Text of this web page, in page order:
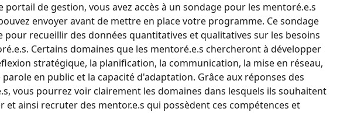
portail de gestion, vous avez accès à un sondage pour les mentoré.e.s
envoyer avant de mettre en place votre programme. Ce sondage
pour recueillir des données quantitatives et qualitatives sur les besoins
Certains domaines que les mentoré.e.s chercheront à développer
stratégique, la planification, la communication, la mise en réseau,
parole en public et la capacité d'adaptation. Grâce aux réponses des
vous pourrez voir clairement les domaines dans lesquels ils souhaitent
et ainsi recruter des mentor.e.s qui possèdent ces compétences et